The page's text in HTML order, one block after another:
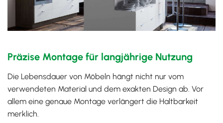
Präzise Montage für langjährige Nutzung
Die Lebensdauer von Möbeln hängt nicht nur vom
verwendeten Material und dem exakten Design ab. Vor
allem eine genaue Montage verlängert die Haltbarkeit
merklich.